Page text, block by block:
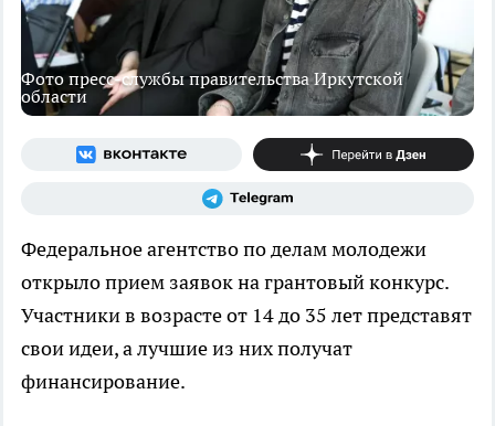
Фото пресс-службы правительства Иркутской
области
Федеральное агентство по делам молодежи
открыло прием заявок на грантовый конкурс.
Участники в возрасте от 14 до 35 лет представят
свои идеи, а лучшие из них получат
финансирование.